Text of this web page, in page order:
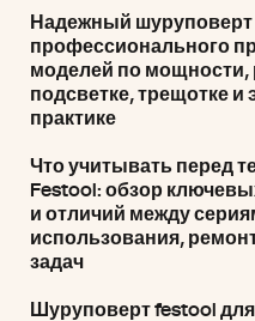
Надежный шуруповерт
профессионального
моделей по мощности,
подсветке, трещотке
практике
Что учитывать перед
Festool: обзор
и отличий между
использования,
задач
Шуруповерт festool